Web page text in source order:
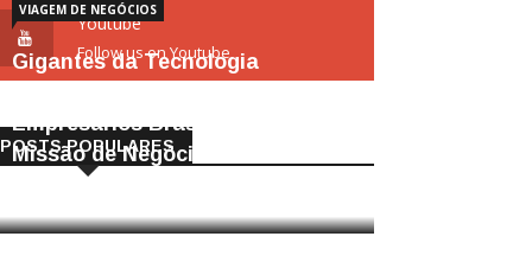
Youtube
Follow us on Youtube
POSTS POPULARES
VIAGEM DE NEGÓCIOS
Gigantes da Tecnologia
Empresários Brasileiros –
Missão de Negócios China